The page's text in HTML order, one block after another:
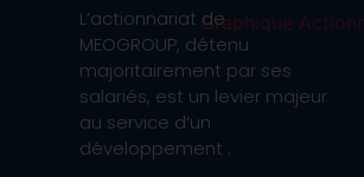
L’actionnariat de
MEOGROUP, détenu
majoritairement par ses
salariés, est un levier majeur
au service d’un
développement :